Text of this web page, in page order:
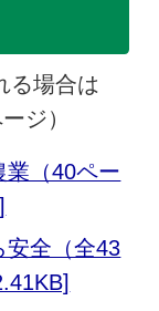
る場合は
ジ）
業（40ペー
安全（全43